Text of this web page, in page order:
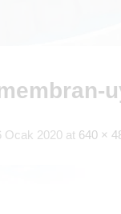
Ocak 2020 at 640 ×